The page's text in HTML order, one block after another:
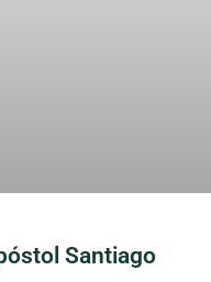
Santiago